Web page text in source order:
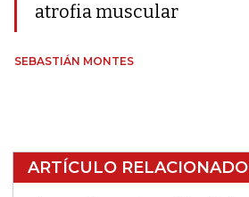
atrofia muscular
SEBASTIÁN MONTES
ARTÍCULO RELACIONADO